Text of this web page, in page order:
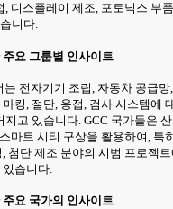
, 디스플레이 제조, 포토닉스 부
니다.
요 그룹별 인사이트
는 전자기기 조립, 자동차 공급
킹, 절단, 용접, 검사 시스템에
지고 있습니다. GCC 국가들은
마트 시티 구상을 활용하여, 특
첨단 제조 분야의 시범 프로젝
습니다.
요 국가의 인사이트